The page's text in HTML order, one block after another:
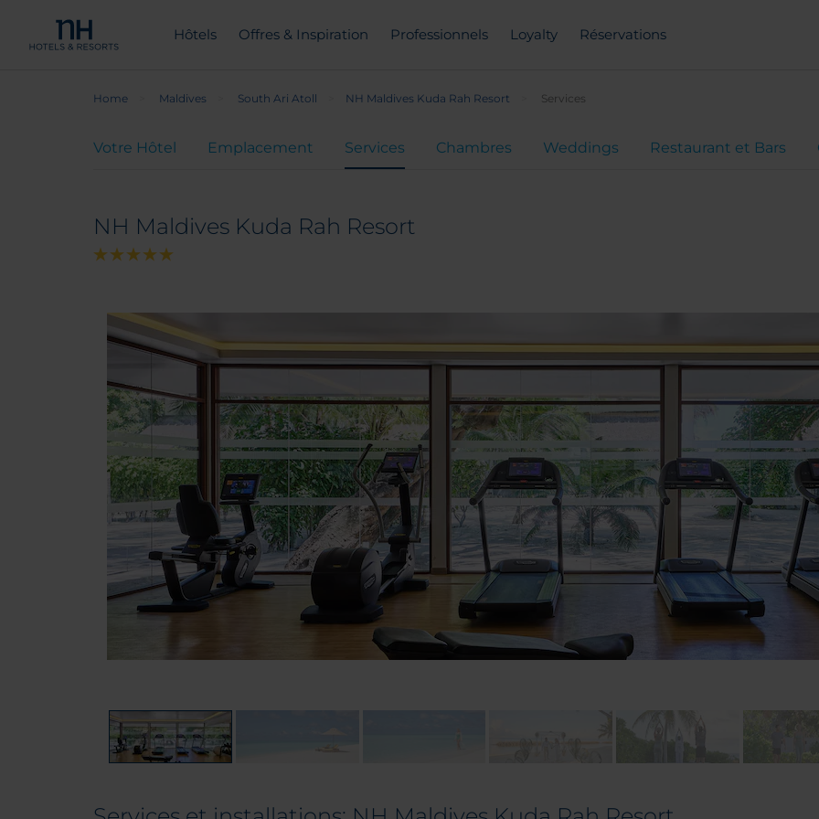
Hôtels Offres & Inspiration Professionnels Loyalty Réservations
Home Maldives South Ari Atoll NH Maldives Kuda Rah Resort Services
Votre Hôtel Emplacement Services Chambres Weddings Restaurant et Bars
NH Maldives Kuda Rah Resort